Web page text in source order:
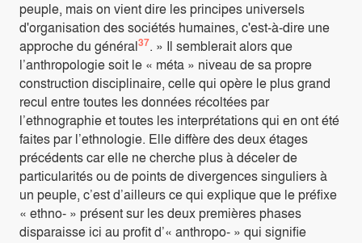
peuple, mais on vient dire les principes universels
d'organisation des sociétés humaines, c'est-à-dire une
approche du général37. » Il semblerait alors que
l’anthropologie soit le « méta » niveau de sa propre
construction disciplinaire, celle qui opère le plus grand
recul entre toutes les données récoltées par
l’ethnographie et toutes les interprétations qui en ont été
faites par l’ethnologie. Elle diffère des deux étages
précédents car elle ne cherche plus à déceler de
particularités ou de points de divergences singuliers à
un peuple, c’est d’ailleurs ce qui explique que le préfixe
« ethno- » présent sur les deux premières phases
disparaisse ici au profit d’« anthropo- » qui signifie